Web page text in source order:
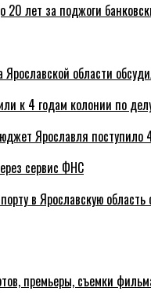
лет за поджоги
области
к 4 годам колонии по
Ярославля поступило
сервис ФНС
в Ярославскую
премьеры, съемки